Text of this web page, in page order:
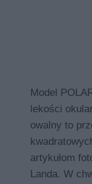
Model
lekości
owalny to
artykułom
Landa. W